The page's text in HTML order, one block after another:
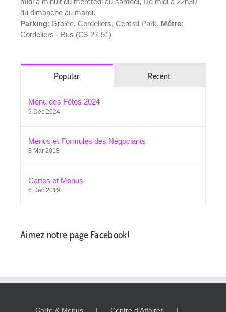
du dimanche au mardi.
Parking: Grolée, Cordeliers, Central Park. Métro:
Cordeliers - Bus (C3-27-51)
Popular Recent
Menu des Fêtes 2024
9 Déc 2024
Menus et Formules des Négociants
8 Mar 2018
Cartes et Menus
6 Déc 2019
Aimez notre page Facebook!